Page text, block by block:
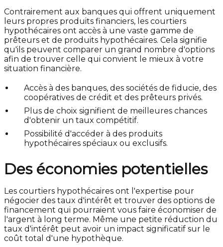
Contrairement aux banques qui offrent uniquement
leurs propres produits financiers, les courtiers
hypothécaires ont accès à une vaste gamme de
prêteurs et de produits hypothécaires. Cela signifie
qu'ils peuvent comparer un grand nombre d'options
afin de trouver celle qui convient le mieux à votre
situation financière.
Accès à des banques, des sociétés de fiducie, des
coopératives de crédit et des prêteurs privés.
Plus de choix signifient de meilleures chances
d'obtenir un taux compétitif.
Possibilité d'accéder à des produits
hypothécaires spéciaux ou exclusifs.
Des économies potentielles
Les courtiers hypothécaires ont l'expertise pour
négocier des taux d'intérêt et trouver des options de
financement qui pourraient vous faire économiser de
l'argent à long terme. Même une petite réduction du
taux d'intérêt peut avoir un impact significatif sur le
coût total d'une hypothèque.